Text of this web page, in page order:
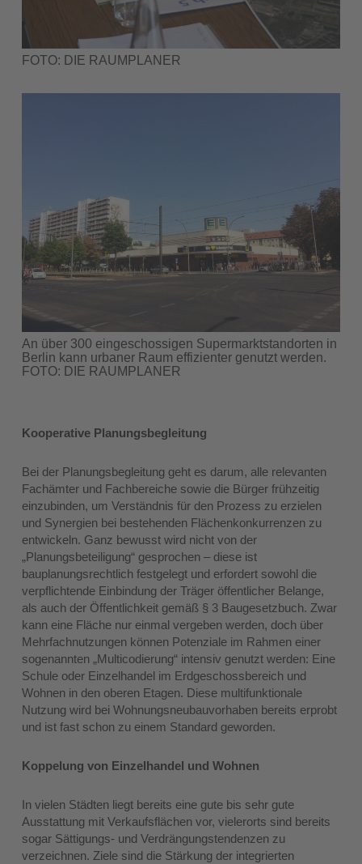
FOTO: DIE RAUMPLANER
An über 300 eingeschossigen Supermarktstandorten in
Berlin kann urbaner Raum effizienter genutzt werden.
FOTO: DIE RAUMPLANER
Kooperative Planungsbegleitung
Bei der Planungsbegleitung geht es darum, alle relevanten
Fachämter und Fachbereiche sowie die Bürger frühzeitig
einzubinden, um Verständnis für den Prozess zu erzielen
und Synergien bei bestehenden Flächenkonkurrenzen zu
entwickeln. Ganz bewusst wird nicht von der
„Planungsbeteiligung“ gesprochen – diese ist
bauplanungsrechtlich festgelegt und erfordert sowohl die
verpflichtende Einbindung der Träger öffentlicher Belange,
als auch der Öffentlichkeit gemäß § 3 Baugesetzbuch. Zwar
kann eine Fläche nur einmal vergeben werden, doch über
Mehrfachnutzungen können Potenziale im Rahmen einer
sogenannten „Multicodierung“ intensiv genutzt werden: Eine
Schule oder Einzelhandel im Erdgeschossbereich und
Wohnen in den oberen Etagen. Diese multifunktionale
Nutzung wird bei Wohnungsneubauvorhaben bereits erprobt
und ist fast schon zu einem Standard geworden.
Koppelung von Einzelhandel und Wohnen
In vielen Städten liegt bereits eine gute bis sehr gute
Ausstattung mit Verkaufsflächen vor, vielerorts sind bereits
sogar Sättigungs- und Verdrängungstendenzen zu
verzeichnen. Ziele sind die Stärkung der integrierten